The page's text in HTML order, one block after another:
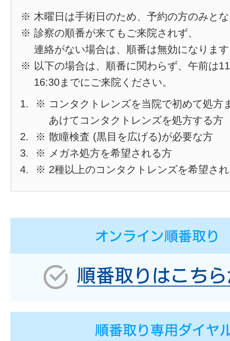
※ 木曜日は手術日のため、予約の方のみと
※ 診察の順番が来てもご来院されず、
連絡がない場合は、順番は無効になりま
※ 以下の場合は、順番に関わらず、午前は
16:30までにご来院ください。
※ コンタクトレンズを当院で初めて処方
あけてコンタクトレンズを処方する方
※ 散瞳検査 (黒目を広げる)が必要な方
※ メガネ処方を希望される方
※ 2種以上のコンタクトレンズを希望さ